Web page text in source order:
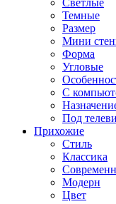
Светлые
Темные
Размер
Мини
Форма
Угловые
С
Под
Прихожие
Стиль
Классика
Модерн
Цвет